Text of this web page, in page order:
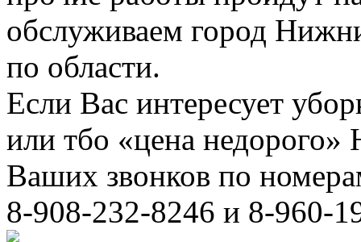
обслуживаем город
по области.
Если Вас интересует
или тбо «цена
Ваших звонков по
8-908-232-8246 и 8-960-